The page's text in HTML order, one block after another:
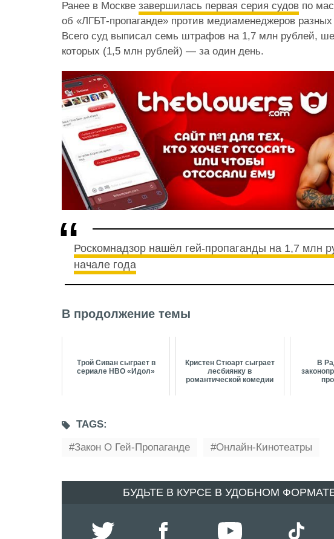
Ранее в Москве завершилась первая серия судов по
об «ЛГБТ-пропаганде» против медиаменеджеров разных
Всего суд выписал семь штрафов на 1,7 млн рублей,
которых (1,5 млн рублей) — за один день.
Роскомнадзор нашёл гей-пропаганды на 1,7 млн
начале года
В продолжение темы
Трой Сиван сыграет в
сериале НВО «Идол»
Кристен Стюарт сыграет
лесбиянку в
романтической комедии
В
TAGS:
Закон О Гей-Пропаганде
Онлайн-Кинотеатры
БУДЬТЕ В КУРСЕ В УДОБНОМ